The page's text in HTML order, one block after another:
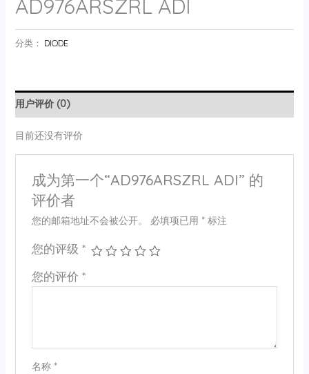
AD976ARSZRL ADI
分类： DIODE
用户评价 (0)
目前还没有评价
成为第一个“AD976ARSZRL ADI” 的
评价者
您的邮箱地址不会被公开。 必填项已用 *标注
您的评级 *
您的评价 *
名称 *